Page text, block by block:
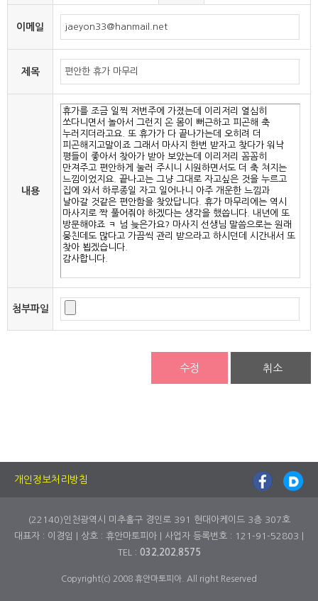
이메일
제목
내용
첨부파일
수정 취소
개인정보처리방침
(22140)인천광역시 미추홀구 경인로 391 현대아케이드 3층 307호
대표자 : 이경임 | 상호 : 휴안마토피아 | 사업자 등록번호 : 121-91-52803 |
TEL : 032.202.8575
Copyright(c) 2008 휴안마토피아. All right Reserved